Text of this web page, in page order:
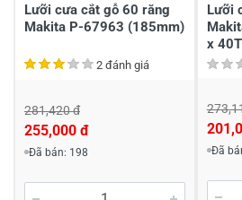
Viết nhận xét về sản phẩm
Đánh giá sao
Lưỡi cưa cắt gỗ 60 răng
Makita P-67963 (185mm)
2 đánh giá
281,420 đ
255,000 đ
Đã bán: 198
Lưỡi
x 40T
Đã